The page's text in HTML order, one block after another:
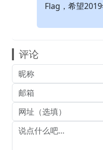
Flag，希望
评论